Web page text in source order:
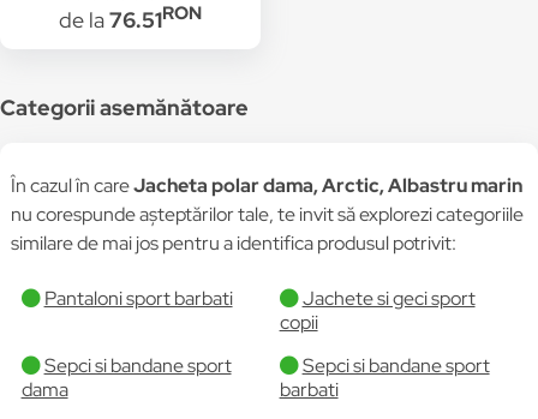
de la76.51RON
Categorii asemănătoare
În cazul în careJacheta polar dama, Arctic, Albastru marin
nu corespunde așteptărilor tale, te invit să explorezi categoriile
similare de mai jos pentru a identifica produsul potrivit:
Pantaloni sport barbati
Jachete si geci sport
copii
Sepci si bandane sport
dama
Sepci si bandane sport
barbati